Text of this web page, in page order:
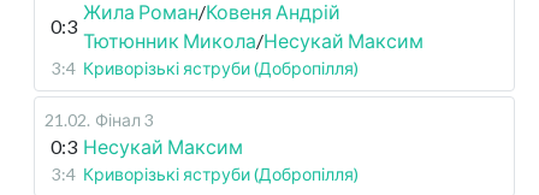
0:3
Жила Роман/Ковеня Андрій
Тютюнник Микола/Несукай Максим
3:4 Криворізькі яструби (Добропілля)
21.02. Фінал 3
0:3 Несукай Максим
3:4 Криворізькі яструби (Добропілля)